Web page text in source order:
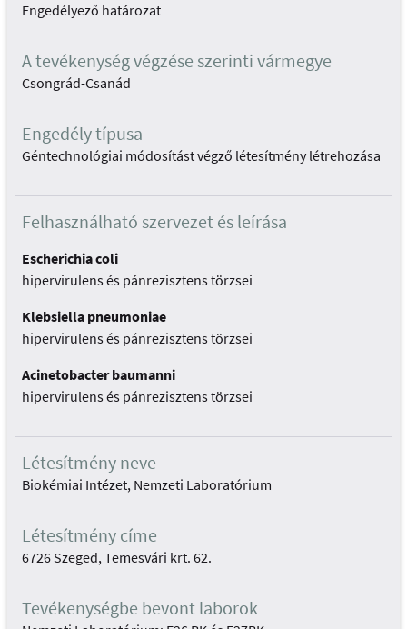
Engedélyező határozat
A tevékenység végzése szerinti vármegye
Csongrád-Csanád
Engedély típusa
Géntechnológiai módosítást végző létesítmény létrehozása
Felhasználható szervezet és leírása
Escherichia coli
hipervirulens és pánrezisztens törzsei
Klebsiella pneumoniae
hipervirulens és pánrezisztens törzsei
Acinetobacter baumanni
hipervirulens és pánrezisztens törzsei
Létesítmény neve
Biokémiai Intézet, Nemzeti Laboratórium
Létesítmény címe
6726 Szeged, Temesvári krt. 62.
Tevékenységbe bevont laborok